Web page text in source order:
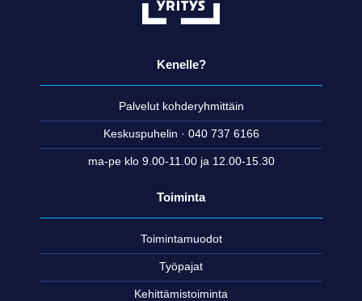
Kenelle?
Palvelut kohderyhmittäin
Keskuspuhelin · 040 737 6166
ma-pe klo 9.00-11.00 ja 12.00-15.30
Toiminta
Toimintamuodot
Työpajat
Kehittämistoiminta